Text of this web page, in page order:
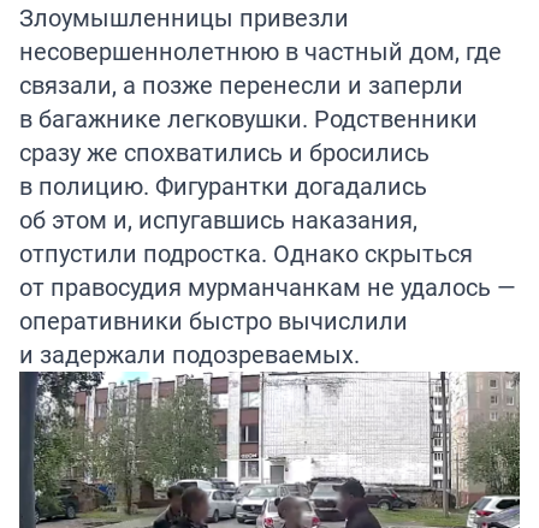
Злоумышленницы привезли
несовершеннолетнюю в частный дом, где
связали, а позже перенесли и заперли
в багажнике легковушки. Родственники
сразу же спохватились и бросились
в полицию. Фигурантки догадались
об этом и, испугавшись наказания,
отпустили подростка. Однако скрыться
от правосудия мурманчанкам не удалось —
оперативники быстро вычислили
и задержали подозреваемых.